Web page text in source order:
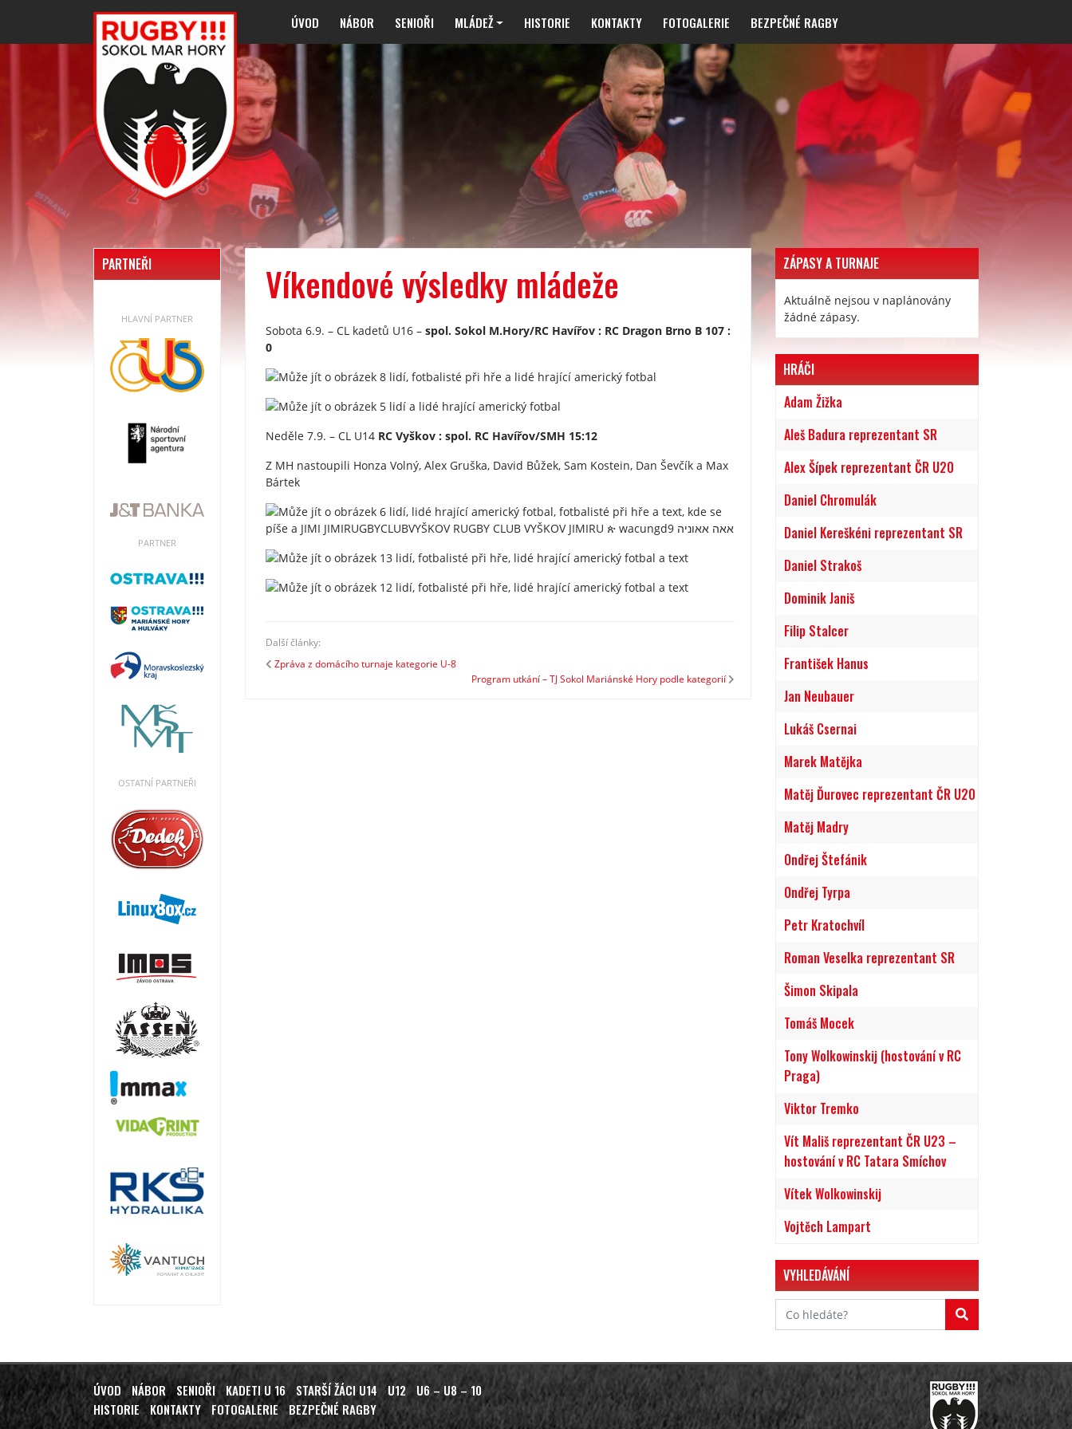
ÚVOD NÁBOR SENIOŘI MLÁDEŽ HISTORIE KONTAKTY FOTOGALERIE BEZPEČNÉ RAGBY
PARTNEŘI
HLAVNÍ PARTNER
PARTNER
OSTATNÍ PARTNEŘI
Víkendové výsledky mládeže
Sobota 6.9. – CL kadetů U16 – spol. Sokol M.Hory/RC Havířov : RC Dragon Brno B 107 :
0
Neděle 7.9. – CL U14 RC Vyškov : spol. RC Havířov/SMH 15:12
Z MH nastoupili Honza Volný, Alex Gruška, David Bůžek, Sam Kostein, Dan Ševčík a Max
Bártek
Další články:
Zpráva z domácího turnaje kategorie U-8
Program utkání – TJ Sokol Mariánské Hory podle kategorií
ZÁPASY A TURNAJE
Aktuálně nejsou v naplánovány
žádné zápasy.
HRÁČI
Adam Žižka
Aleš Badura reprezentant SR
Alex Šípek reprezentant ČR U20
Daniel Chromulák
Daniel Kereškéni reprezentant SR
Daniel Strakoš
Dominik Janiš
Filip Stalcer
František Hanus
Jan Neubauer
Lukáš Csernai
Marek Matějka
Matěj Ďurovec reprezentant ČR U20
Matěj Madry
Ondřej Štefánik
Ondřej Tyrpa
Petr Kratochvíl
Roman Veselka reprezentant SR
Šimon Skipala
Tomáš Mocek
Tony Wolkowinskij (hostování v RC
Praga)
Viktor Tremko
Vít Mališ reprezentant ČR U23 –
hostování v RC Tatara Smíchov
Vítek Wolkowinskij
Vojtěch Lampart
VYHLEDÁVÁNÍ
ÚVOD NÁBOR SENIOŘI KADETI U 16 STARŠÍ ŽÁCI U14 U12
U6 – U8 – 10
HISTORIE
KONTAKTY FOTOGALERIE BEZPEČNÉ RAGBY